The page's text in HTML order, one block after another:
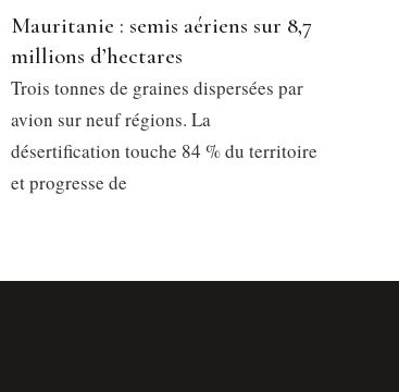
Mauritanie : semis aériens sur 8,7
millions d’hectares
Trois tonnes de graines dispersées par
avion sur neuf régions. La
désertification touche 84 % du territoire
et progresse de